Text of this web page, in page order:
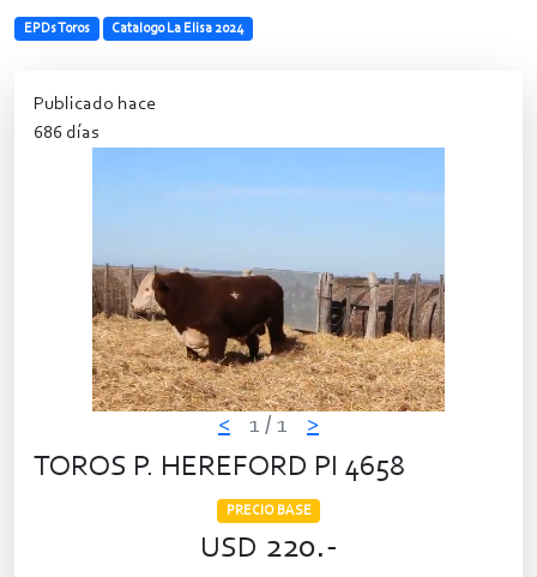
EPDs Toros Catalogo La Elisa 2024
Publicado hace
686 días
< 1 / 1 >
TOROS P. HEREFORD PI 4658
PRECIO BASE
USD 220.-